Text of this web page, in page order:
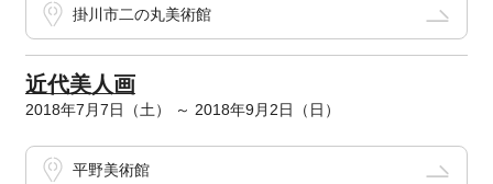
掛川市二の丸美術館
近代美人画
2018年7月7日（土） ～ 2018年9月2日（日）
平野美術館